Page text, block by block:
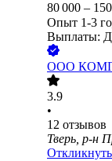
80 000 –
Опыт 1-3
Выплаты:
ООО
3.9
•
12 отзывов
Тверь, р-н